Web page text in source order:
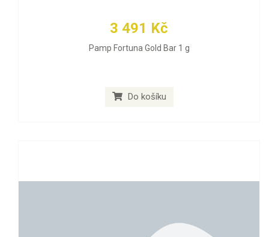
3 491 Kč
Pamp Fortuna Gold Bar 1 g
Do košíku